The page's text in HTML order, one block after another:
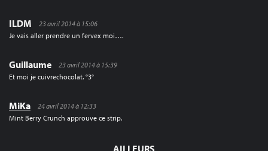
ILDM
23 avril 2014 à 15:06
Je vais aller prendre un fervex moi….
Guillaume
23 avril 2014 à 15:39
Et moi je cuivrechocolat. °3°
MiKa
24 avril 2014 à 12:33
Mint Berry Crunch approuve ce strip.